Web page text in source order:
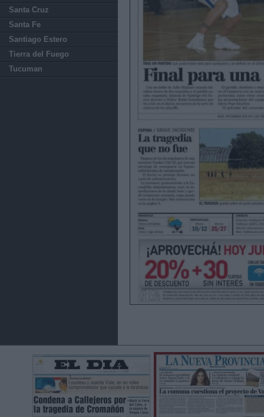
Santa Cruz
Santa Fe
Santiago Estero
Tierra del Fuego
Tucuman